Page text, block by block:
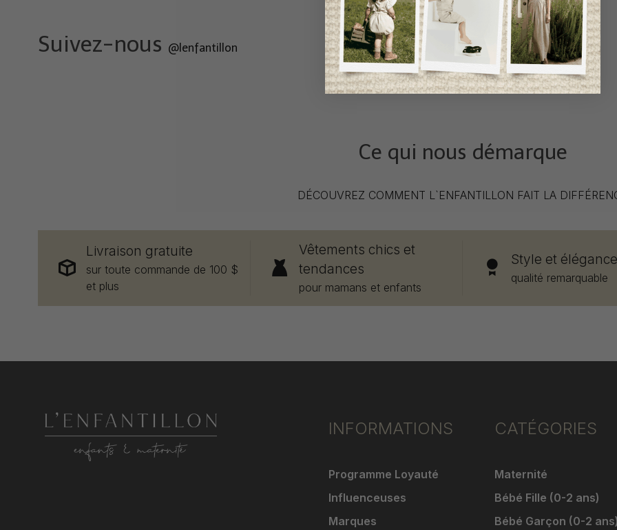
Suivez-nous @lenfantillon
Ce qui nous démarque
DÉCOUVREZ COMMENT L`ENFANTILLON FAIT LA
Livraison gratuite
sur toute commande de 100 $
et plus
Vêtements chics et
tendances
pour mamans et enfants
Style et élégance
qualité remarquable
INFORMATIONS
Programme Loyauté
Influenceuses
Marques
CATÉGORIES
Maternité
Bébé Fille (0-2 ans)
Bébé Garçon (0-2